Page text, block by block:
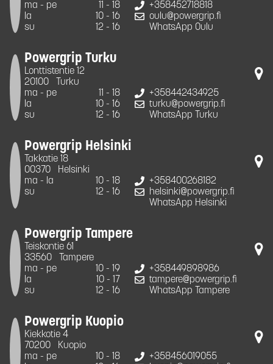
ma - pe
11 - 18
la
10 - 16
su
12 - 16
+358452718818
oulu@powergrip.fi
WhatsApp Oulu
Powergrip Turku
Lonttistentie 12
20100
Turku
ma - pe
11 - 18
la
10 - 16
su
12 - 16
+358442434925
turku@powergrip.fi
WhatsApp Turku
Powergrip Helsinki
Takkatie 18
00370
Helsinki
ma - la
10 - 18
su
12 - 16
+358400268182
helsinki@powergrip.fi
WhatsApp Helsinki
Powergrip Tampere
Teiskontie 61
33560
Tampere
ma - pe
10 - 19
la
10 - 17
su
12 - 16
+358449898986
tampere@powergrip.fi
WhatsApp Tampere
Powergrip Kuopio
Kiekkotie 4
70200
Kuopio
ma - pe
10 - 18
+358456019055